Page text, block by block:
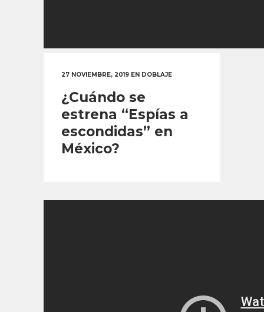
27 NOVIEMBRE, 2019 EN DOBLAJE
¿Cuándo se
estrena “Espías a
escondidas” en
México?